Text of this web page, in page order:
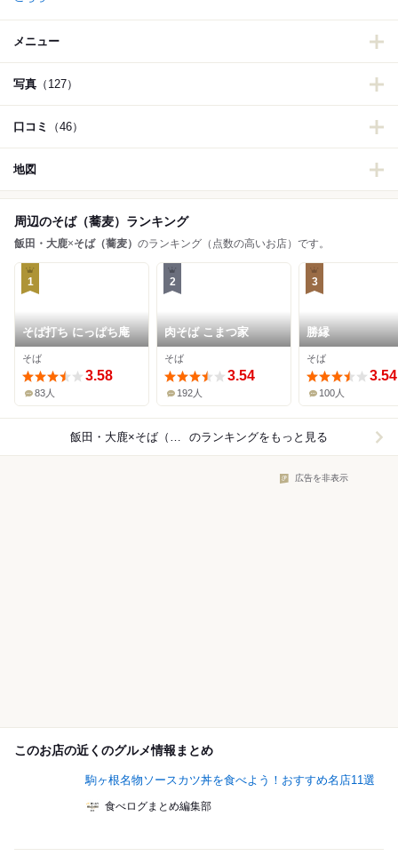
メニュー
写真 （127）
口コミ （46）
地図
周辺のそば（蕎麦）ランキング
飯田・大鹿×そば（蕎麦） のランキング（点数の高いお店）です。
1
そば打ち にっぱち庵
そば
3.58
83人
2
肉そば こまつ家
そば
3.54
192人
3
勝縁
そば
3.54
100人
飯田・大鹿×そば（蕎麦） のランキングをもっと見る
広告を非表示
このお店の近くのグルメ情報まとめ
駒ヶ根名物ソースカツ丼を食べよう！おすすめ名店11選
食べログまとめ編集部